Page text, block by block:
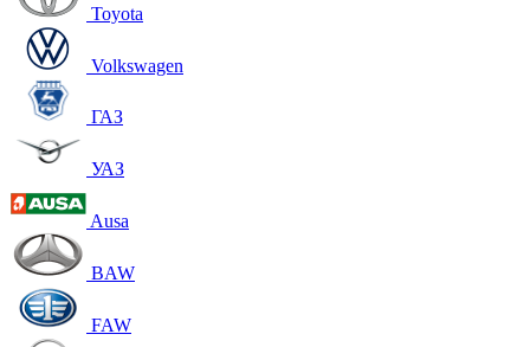
Toyota
Volkswagen
ГАЗ
УАЗ
Ausa
BAW
FAW